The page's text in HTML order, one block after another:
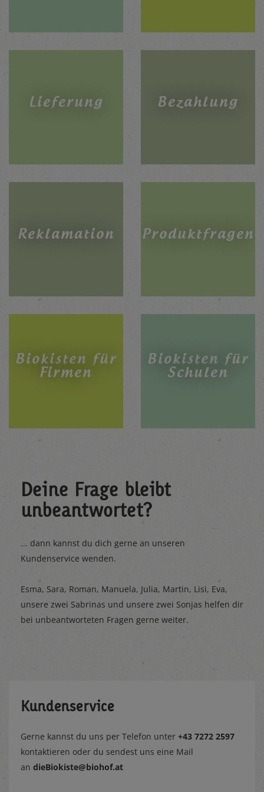
Lieferung Bezahlung
Reklamation Produktfragen
Biokisten für
Firmen
Biokisten für
Schulen
Deine Frage bleibt
unbeantwortet?
... dann kannst du dich gerne an unseren
Kundenservice wenden.
Esma, Sara, Roman, Manuela, Julia, Martin, Lisi, Eva,
unsere zwei Sabrinas und unsere zwei Sonjas helfen dir
bei unbeantworteten Fragen gerne weiter.
Kundenservice
Gerne kannst du uns per Telefon unter +43 7272 2597
kontaktieren oder du sendest uns eine Mail
an dieBiokiste@biohof.at